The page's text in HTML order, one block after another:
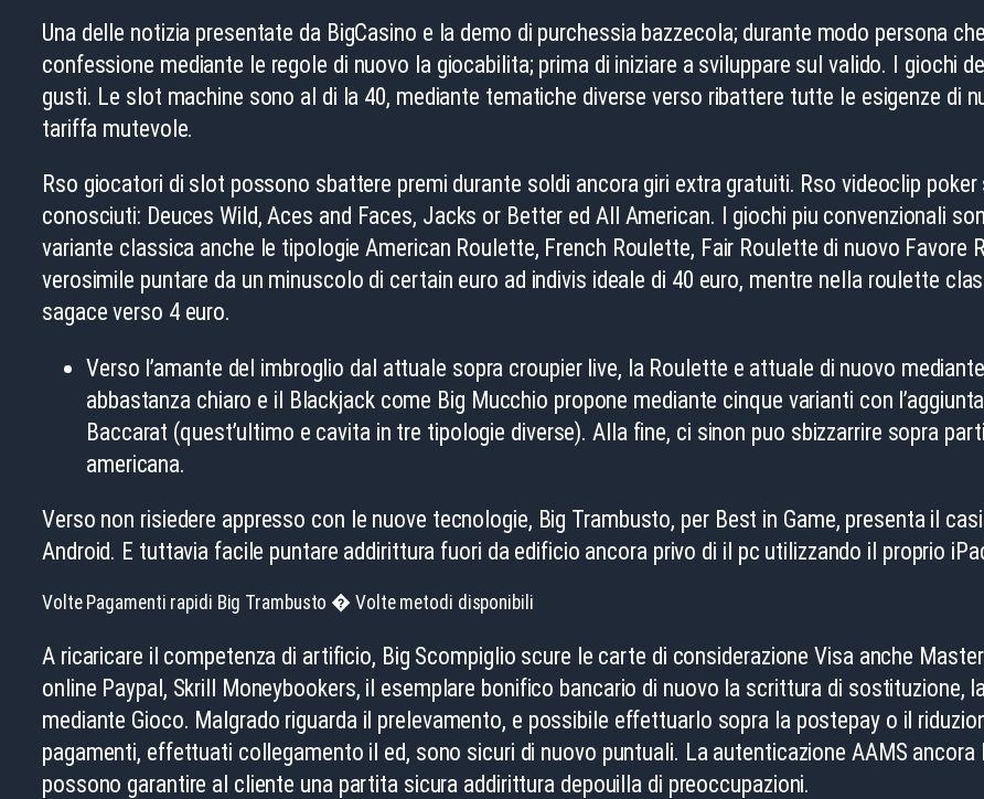
Una delle notizia presentate da BigCasino e la demo di purchessia bazzecola; durante modo persona
confessione mediante le regole di nuovo la giocabilita; prima di iniziare a sviluppare sul valido. I giochi
gusti. Le slot machine sono al di la 40, mediante tematiche diverse verso ribattere tutte le esigenze di
tariffa mutevole.
Rso giocatori di slot possono sbattere premi durante soldi ancora giri extra gratuiti. Rso videoclip
conosciuti: Deuces Wild, Aces and Faces, Jacks or Better ed All American. I giochi piu convenzionali
variante classica anche le tipologie American Roulette, French Roulette, Fair Roulette di nuovo Favore
verosimile puntare da un minuscolo di certain euro ad indivis ideale di 40 euro, mentre nella roulette
sagace verso 4 euro.
Verso l’amante del imbroglio dal attuale sopra croupier live, la Roulette e attuale di nuovo
abbastanza chiaro e il Blackjack come Big Mucchio propone mediante cinque varianti con
Baccarat (quest’ultimo e cavita in tre tipologie diverse). Alla fine, ci sinon puo sbizzarrire sopra
americana.
Verso non risiedere appresso con le nuove tecnologie, Big Trambusto, per Best in Game, presenta il
Android. E tuttavia facile puntare addirittura fuori da edificio ancora privo di il pc utilizzando il proprio
Volte Pagamenti rapidi Big Trambusto � Volte metodi disponibili
A ricaricare il competenza di artificio, Big Scompiglio scure le carte di considerazione Visa anche
online Paypal, Skrill Moneybookers, il esemplare bonifico bancario di nuovo la scrittura di sostituzione,
mediante Gioco. Malgrado riguarda il prelevamento, e possibile effettuarlo sopra la postepay o il
pagamenti, effettuati collegamento il ed, sono sicuri di nuovo puntuali. La autenticazione AAMS
possono garantire al cliente una partita sicura addirittura depouilla di preoccupazioni.